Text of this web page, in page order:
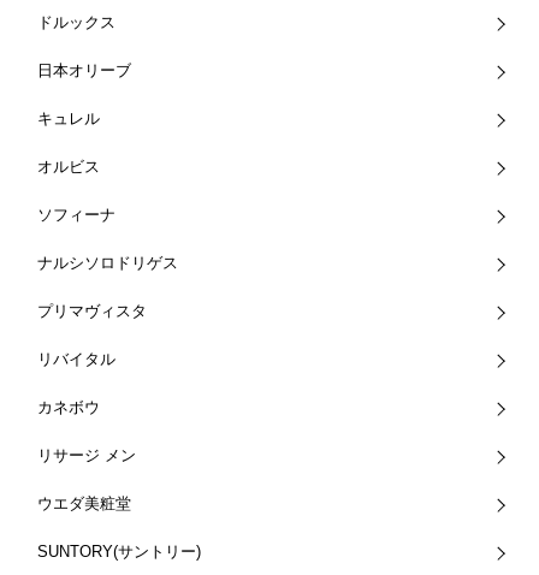
ドルックス
日本オリーブ
キュレル
オルビス
ソフィーナ
ナルシソロドリゲス
プリマヴィスタ
リバイタル
カネボウ
リサージ メン
ウエダ美粧堂
SUNTORY(サントリー)